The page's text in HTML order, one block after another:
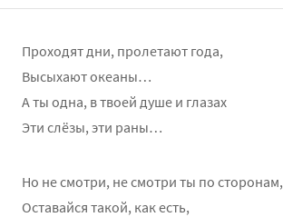
Проходят дни, пролетают года,
Высыхают океаны…
А ты одна, в твоей душе и глазах
Эти слёзы, эти раны…
Но не смотри, не смотри ты по сторонам,
Оставайся такой, как есть,